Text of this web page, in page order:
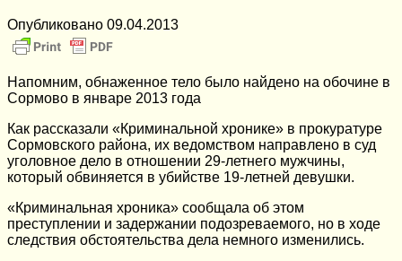
Опубликовано 09.04.2013
Напомним, обнаженное тело было найдено на обочине в
Сормово в январе 2013 года
Как рассказали «Криминальной хронике» в прокуратуре
Сормовского района, их ведомством направлено в суд
уголовное дело в отношении 29-летнего мужчины,
который обвиняется в убийстве 19-летней девушки.
«Криминальная хроника» сообщала об этом
преступлении и задержании подозреваемого, но в ходе
следствия обстоятельства дела немного изменились.